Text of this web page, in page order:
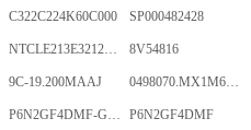
C322C224K60C000 SP000482428
NTCLE213E3212FMT 8V54816
9C-19.200MAAJ 0498070.MX1M6-CN
P6N2GF4DMF-GKT-2Gb P6N2GF4DMF